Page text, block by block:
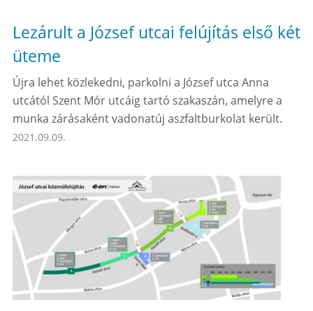
Lezárult a József utcai felújítás első két
üteme
Újra lehet közlekedni, parkolni a József utca Anna
utcától Szent Mór utcáig tartó szakaszán, amelyre a
munka zárásaként vadonatúj aszfaltburkolat került.
2021.09.09.